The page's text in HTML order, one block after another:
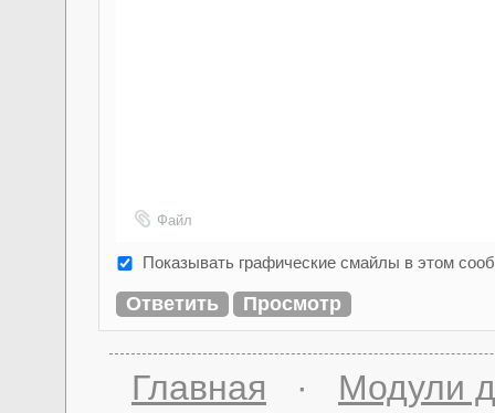
Файл
Показывать графические смайлы в этом
Главная · Модули